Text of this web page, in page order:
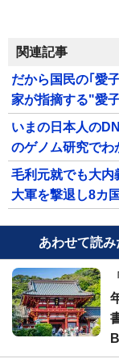
関連記事
だから国民の｢愛
家が指摘する"愛
いまの日本人の
のゲノム研究でわ
毛利元就でも大
大軍を撃退し8カ
あわせて読み